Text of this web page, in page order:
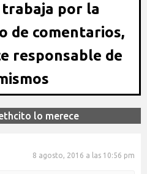
trabaja por la
de comentarios,
responsable de
lo merece
8 agosto, 2016 a las 10:56 pm